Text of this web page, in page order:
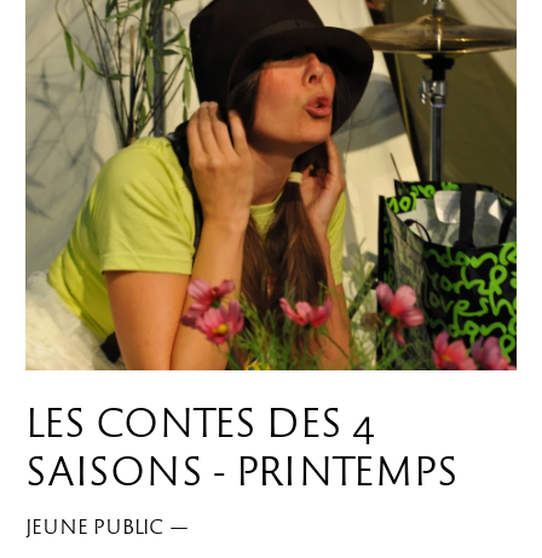
LES CONTES DES 4
SAISONS - PRINTEMPS
JEUNE PUBLIC —